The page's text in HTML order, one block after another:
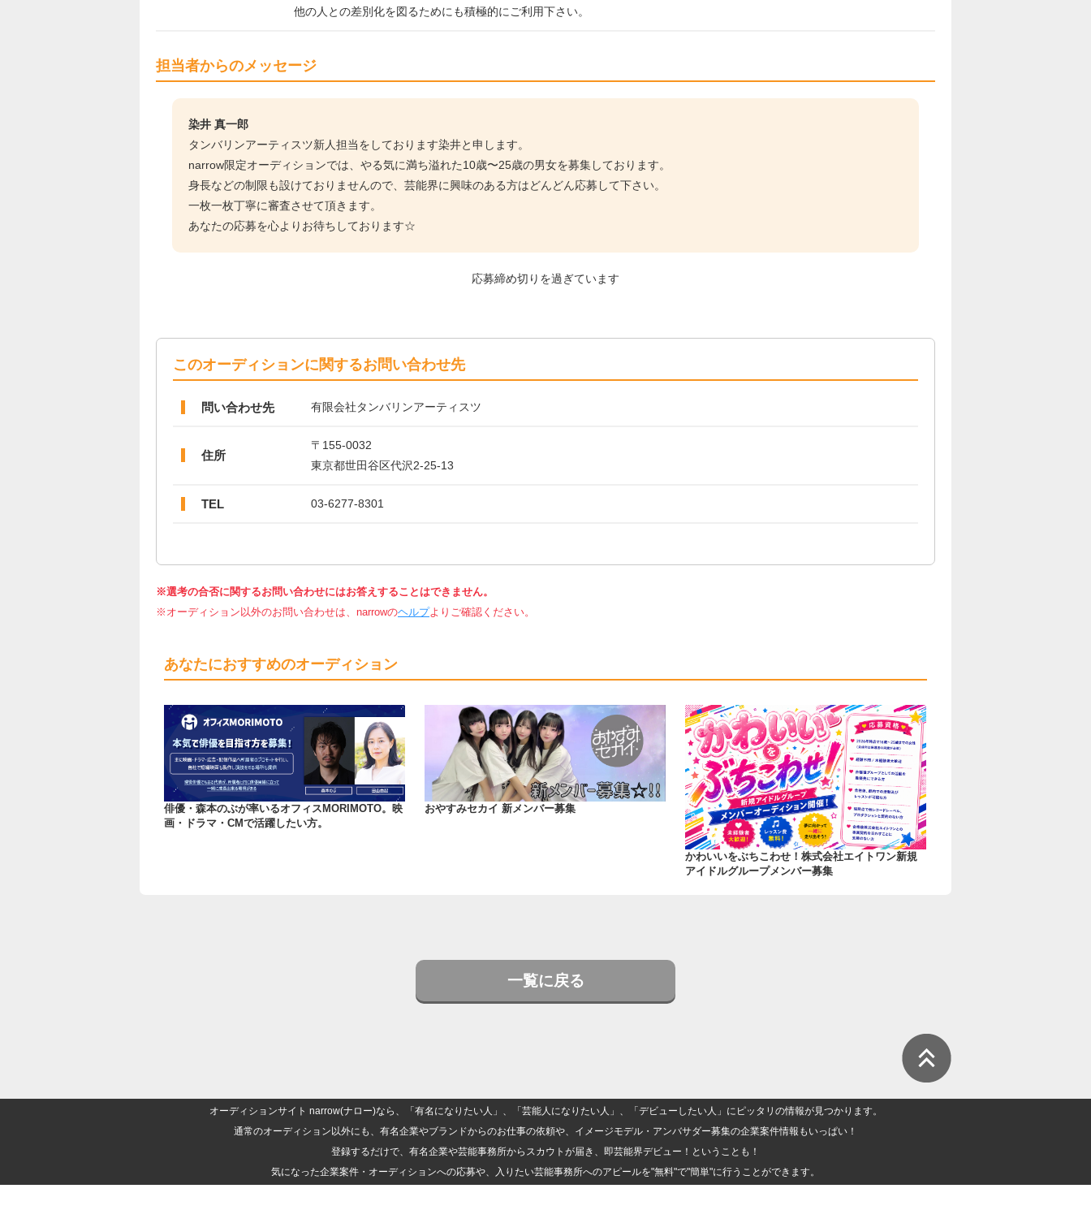
他の人との差別化を図るためにも積極的にご利用下さい。
担当者からのメッセージ
染井 真一郎
タンバリンアーティスツ新人担当をしております染井と申します。
narrow限定オーディションでは、やる気に満ち溢れた10歳〜25歳の男女を募集しております。
身長などの制限も設けておりませんので、芸能界に興味のある方はどんどん応募して下さい。
一枚一枚丁寧に審査させて頂きます。
あなたの応募を心よりお待ちしております☆
応募締め切りを過ぎています
このオーディションに関するお問い合わせ先
問い合わせ先 有限会社タンバリンアーティスツ
住所
〒155-0032
東京都世田谷区代沢2-25-13
TEL 03-6277-8301
※選考の合否に関するお問い合わせにはお答えすることはできません。
※オーディション以外のお問い合わせは、narrowのヘルプよりご確認ください。
あなたにおすすめのオーディション
俳優・森本のぶが率いるオフィスMORIMOTO。映
画・ドラマ・CMで活躍したい方。
おやすみセカイ 新メンバー募集
かわいいをぶちこわせ！株式会社エイトワン新規
アイドルグループメンバー募集
一覧に戻る
オーディションサイト narrow(ナロー)なら、「有名になりたい人」、「芸能人になりたい人」、「デビューしたい人」にピッタリの情報が見つかります。
通常のオーディション以外にも、有名企業やブランドからのお仕事の依頼や、イメージモデル・アンバサダー募集の企業案件情報もいっぱい！
登録するだけで、有名企業や芸能事務所からスカウトが届き、即芸能界デビュー！ということも！
気になった企業案件・オーディションへの応募や、入りたい芸能事務所へのアピールを"無料"で"簡単"に行うことができます。